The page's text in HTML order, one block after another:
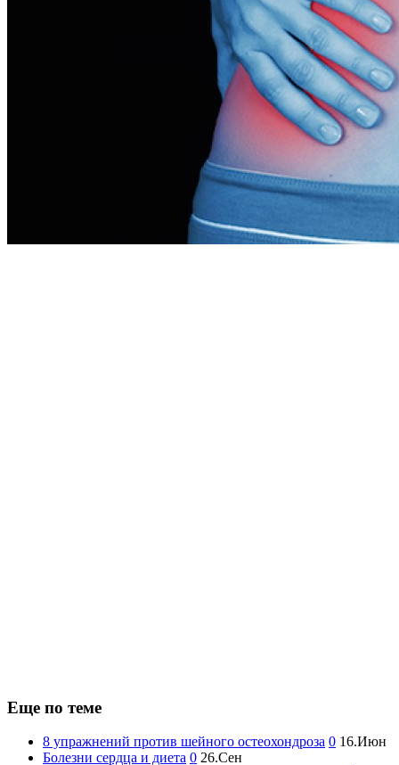
Еще по теме
8 упражнений против шейного остеохондроза 0 16.Июн
Болезни сердца и диета 0 26.Сен